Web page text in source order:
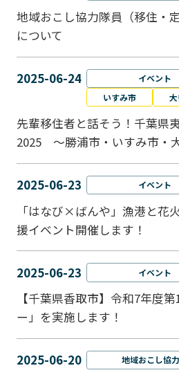
地域おこし協力隊員（移住・
について
2025-06-24 イベント
いすみ市
先輩移住者と話そう！千葉県
2025 ～勝浦市・いすみ市・
2025-06-23 イベント
「はなび×ばんや」漁港と花
援イベント開催します！
2025-06-23 イベント
【千葉県香取市】令和7年度
ー」を実施します！
2025-06-20 地域おこし協